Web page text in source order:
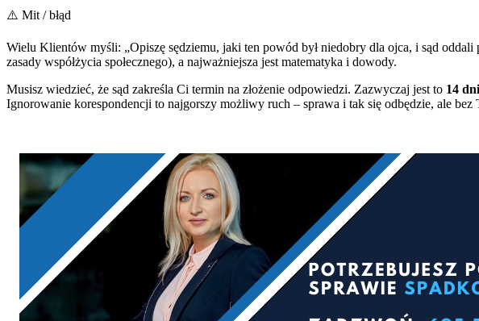
⚠️ Mit / błąd
Wielu Klientów myśli: „Opiszę sędziemu, jaki ten powód był niedobry dla ojca, i sąd oddali
zasady współżycia społecznego), a najważniejsza jest matematyka i dowody.
Musisz wiedzieć, że sąd zakreśla Ci termin na złożenie odpowiedzi. Zazwyczaj jest to 14 dni
Ignorowanie korespondencji to najgorszy możliwy ruch – sprawa i tak się odbędzie, ale bez